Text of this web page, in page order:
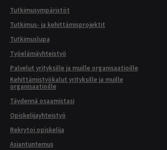
Tutkimusympäristöt
Tutkimus- ja kehittämisprojektit
Tutkimuslupa
Työelämäyhteistyö
Palvelut yrityksille ja muille organisaatioille
Kehittämistyökalut yrityksille ja muille
organisaatioille
Täydennä osaamistasi
Opiskelijayhteistyö
Rekrytoi opiskelija
Asiantuntemus